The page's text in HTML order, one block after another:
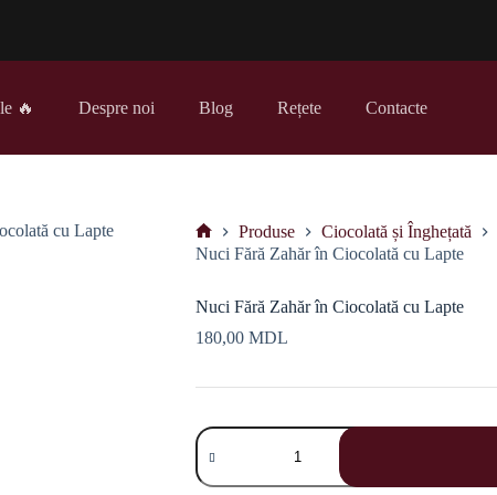
🔥 Despre noi Blog Rețete Contacte
Prima
Produse Ciocolată și Înghețată
Nuci Fără Zahăr în Ciocolată cu Lapte
Nuci Fără Zahăr în Ciocolată cu Lapte
180,00 MDL
Cantitate
Nuci
Fără
Zahăr